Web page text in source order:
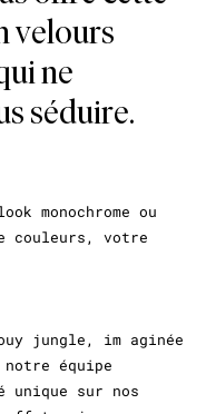
velours
ne
séduire.
monochrome ou
couleurs, votre
jungle, im aginée
équipe
unique sur nos